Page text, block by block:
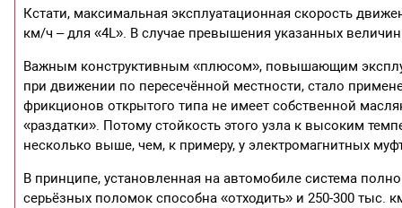
Кстати, максимальная эксплуатационная скорость
км/ч – для «4L». В случае превышения указанных
Важным конструктивным «плюсом», повышающим
при движении по пересечённой местности, стало
фрикционов открытого типа не имеет собственной
«раздатки». Потому стойкость этого узла к высоким
несколько выше, чем, к примеру, у электромагнитных
В принципе, установленная на автомобиле система
серьёзных поломок способна «отходить» и 250-300 тыс.